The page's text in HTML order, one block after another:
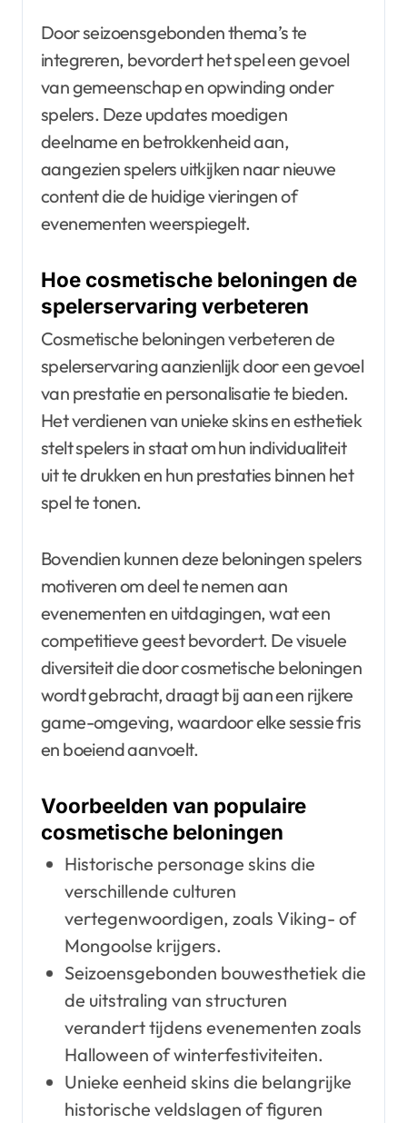
Door seizoensgebonden thema’s te
integreren, bevordert het spel een gevoel
van gemeenschap en opwinding onder
spelers. Deze updates moedigen
deelname en betrokkenheid aan,
aangezien spelers uitkijken naar nieuwe
content die de huidige vieringen of
evenementen weerspiegelt.
Hoe cosmetische beloningen de
spelerservaring verbeteren
Cosmetische beloningen verbeteren de
spelerservaring aanzienlijk door een gevoel
van prestatie en personalisatie te bieden.
Het verdienen van unieke skins en esthetiek
stelt spelers in staat om hun individualiteit
uit te drukken en hun prestaties binnen het
spel te tonen.
Bovendien kunnen deze beloningen spelers
motiveren om deel te nemen aan
evenementen en uitdagingen, wat een
competitieve geest bevordert. De visuele
diversiteit die door cosmetische beloningen
wordt gebracht, draagt bij aan een rijkere
game-omgeving, waardoor elke sessie fris
en boeiend aanvoelt.
Voorbeelden van populaire
cosmetische beloningen
Historische personage skins die
verschillende culturen
vertegenwoordigen, zoals Viking- of
Mongoolse krijgers.
Seizoensgebonden bouwesthetiek die
de uitstraling van structuren
verandert tijdens evenementen zoals
Halloween of winterfestiviteiten.
Unieke eenheid skins die belangrijke
historische veldslagen of figuren